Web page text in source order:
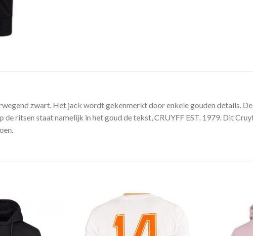
zwart. Het jack wordt gekenmerkt door enkele gouden details.
ritsen staat namelijk in het goud de tekst, CRUYFF EST. 1979. Dit